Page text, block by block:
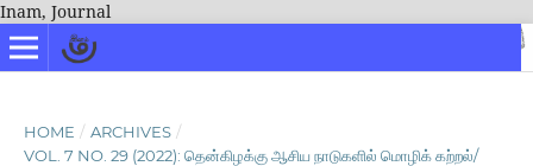
Inam, Journal
HOME / ARCHIVES /
VOL. 7 NO. 29 (2022): தென்கிழக்கு ஆசிய நாடுகளில் மொழிக் கற்றல்/